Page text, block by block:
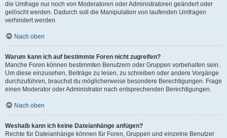
die Umfrage nur noch von Moderatoren oder Administratoren geändert oder
gelöscht werden. Dadurch soll die Manipulation von laufenden Umfragen
verhindert werden.
Nach oben
Warum kann ich auf bestimmte Foren nicht zugreifen?
Manche Foren können bestimmten Benutzern oder Gruppen vorbehalten sein.
Um diese einzusehen, Beiträge zu lesen, zu schreiben oder andere Vorgänge
durchzuführen, brauchst du möglicherweise besondere Berechtigungen. Frage
einen Moderator oder Administrator nach entsprechenden Berechtigungen.
Nach oben
Weshalb kann ich keine Dateianhänge anfügen?
Rechte für Dateianhänge können für Foren, Gruppen und einzelne Benutzer